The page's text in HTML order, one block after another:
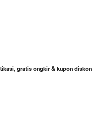
gratis ongkir & kupon diskon